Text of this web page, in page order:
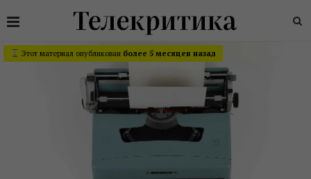
Этот материал опубликован более 5 месяцев назад